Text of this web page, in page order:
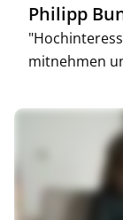
Philipp
mitnehmen